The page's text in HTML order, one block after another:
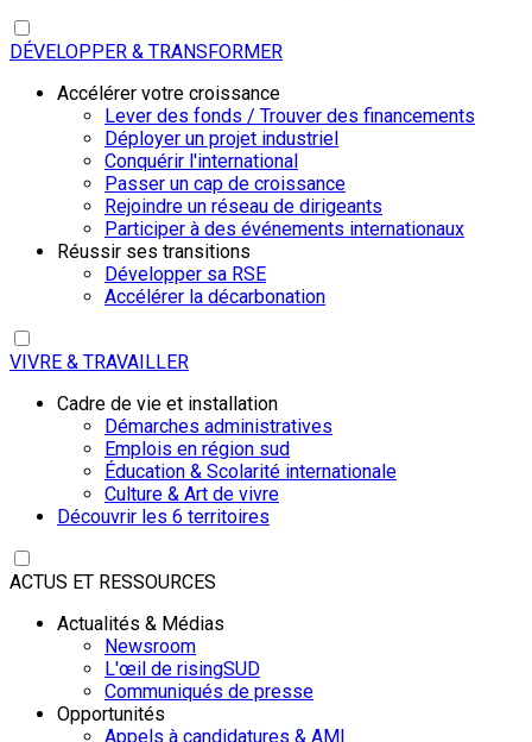
DÉVELOPPER & TRANSFORMER
Accélérer votre croissance
Lever des fonds / Trouver des financements
Déployer un projet industriel
Conquérir l'international
Passer un cap de croissance
Rejoindre un réseau de dirigeants
Participer à des événements internationaux
Réussir ses transitions
Développer sa RSE
Accélérer la décarbonation
VIVRE & TRAVAILLER
Cadre de vie et installation
Démarches administratives
Emplois en région sud
Éducation & Scolarité internationale
Culture & Art de vivre
Découvrir les 6 territoires
ACTUS ET RESSOURCES
Actualités & Médias
Newsroom
L'œil de risingSUD
Communiqués de presse
Opportunités
Appels à candidatures & AMI